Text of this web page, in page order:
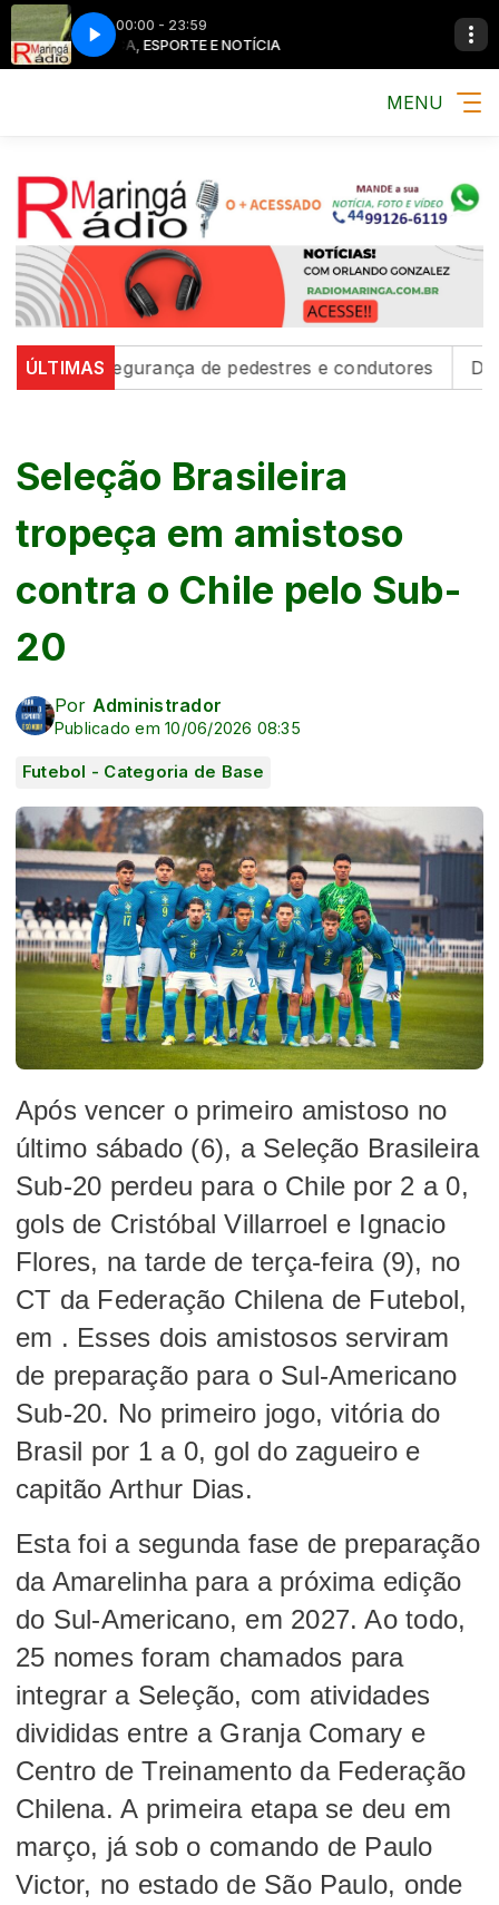
00:00 - 23:59
MÚSICA, ESPORTE E NOTÍCIA MÚSICA,
MENU
ÚLTIMAS
segurança de pedestres e condutores Defesa
Seleção Brasileira
tropeça em amistoso
contra o Chile pelo Sub-
20
Por Administrador
Publicado em 10/06/2026 08:35
Futebol - Categoria de Base
Após vencer o primeiro amistoso no
último sábado (6), a Seleção Brasileira
Sub-20 perdeu para o Chile por 2 a 0,
gols de Cristóbal Villarroel e Ignacio
Flores, na tarde de terça-feira (9), no
CT da Federação Chilena de Futebol,
em . Esses dois amistosos serviram
de preparação para o Sul-Americano
Sub-20. No primeiro jogo, vitória do
Brasil por 1 a 0, gol do zagueiro e
capitão Arthur Dias.
Esta foi a segunda fase de preparação
da Amarelinha para a próxima edição
do Sul-Americano, em 2027. Ao todo,
25 nomes foram chamados para
integrar a Seleção, com atividades
divididas entre a Granja Comary e
Centro de Treinamento da Federação
Chilena. A primeira etapa se deu em
março, já sob o comando de Paulo
Victor, no estado de São Paulo, onde